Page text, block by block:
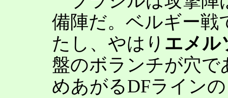
備陣だ。ベルギー戦
たし、やはり エメル
盤のボランチが穴で
めあがるDFライン